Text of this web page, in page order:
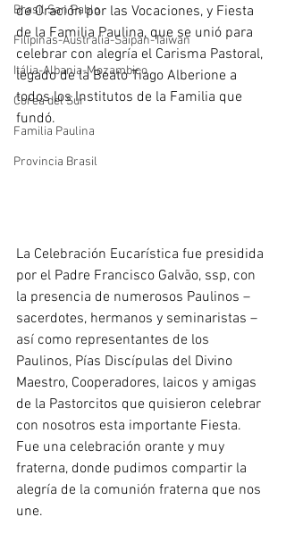
Brasil San Pablo
Filipinas-Australia-Saipan-Taiwan
Itália-Albania-Mozambico
Corea del Sur
Familia Paulina
Provincia Brasil
de Oración por las Vocaciones, y Fiesta
de la Familia Paulina, que se unió para
celebrar con alegría el Carisma Pastoral,
legado de la Beato Tiago Alberione a
todos los Institutos de la Familia que
fundó.
La Celebración Eucarística fue presidida
por el Padre Francisco Galvão, ssp, con
la presencia de numerosos Paulinos –
sacerdotes, hermanos y seminaristas –
así como representantes de los
Paulinos, Pías Discípulas del Divino
Maestro, Cooperadores, laicos y amigas
de la Pastorcitos que quisieron celebrar
con nosotros esta importante Fiesta.
Fue una celebración orante y muy
fraterna, donde pudimos compartir la
alegría de la comunión fraterna que nos
une.